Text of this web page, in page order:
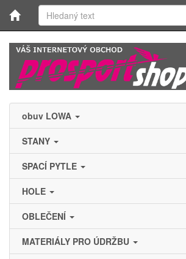
obuv LOWA
STANY
SPACÍ PYTLE
HOLE
OBLEČENÍ
MATERIÁLY PRO ÚDRŽBU